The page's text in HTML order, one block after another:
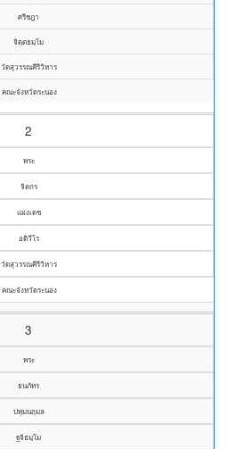
ศรีชฎา
จิตฺตธมฺโม
วัดสุวรรณคีรีวิหาร
คณะจังหวัดระนอง
2
พระ
จิตกร
แฝงเดช
อติวีโร
วัดสุวรรณคีรีวิหาร
คณะจังหวัดระนอง
3
พระ
ธนภัทร
ปทุมนฤมล
ฐจิธมฺโม